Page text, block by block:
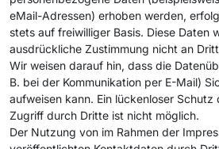
eMail-Adressen) erhoben werden,
stets auf freiwilliger Basis. Diese Daten
ausdrückliche Zustimmung nicht an
Wir weisen darauf hin, dass die
B. bei der Kommunikation per E-Mail)
aufweisen kann. Ein lückenloser Schutz
Zugriff durch Dritte ist nicht möglich.
Der Nutzung von im Rahmen der